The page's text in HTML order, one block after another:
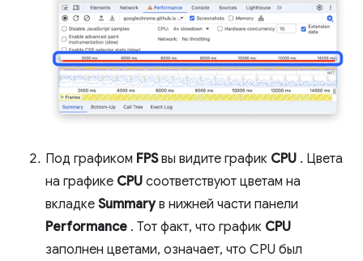
Под графиком FPSвы видите график CPU . Цвета
на графике CPU соответствуют цветам на
вкладке Summaryв нижней части панели
Performance . Тот факт, что график CPU
заполнен цветами, означает, что CPU был